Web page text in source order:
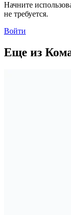
Начните
не требуется.
Войти
Еще из